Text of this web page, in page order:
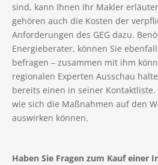
sind, kann Ihnen Ihr Makler
gehören auch die Kosten der
Anforderungen des GEG dazu.
Energieberater, können Sie
befragen – zusammen mit ihm
regionalen Experten Ausschau
bereits einen in seiner
wie sich die Maßnahmen auf den
auswirken können.
Haben Sie Fragen zum Kauf einer